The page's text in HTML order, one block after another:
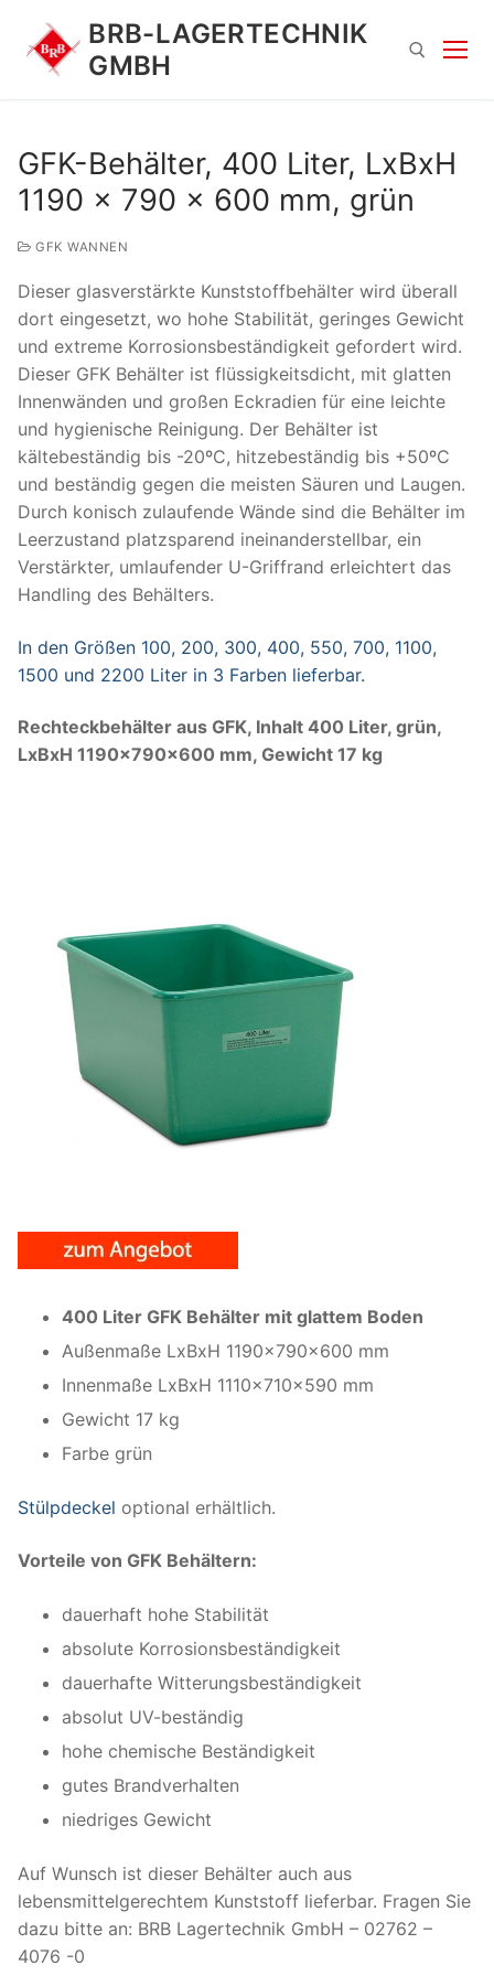
Inhalt
springen
BRB-LAGERTECHNIK
GMBH
Suchen
nach:
GFK-Behälter, 400 Liter, LxBxH
1190 x 790 x 600 mm, grün
GFK WANNEN
Dieser glasverstärkte Kunststoffbehälter wird überall
dort eingesetzt, wo hohe Stabilität, geringes Gewicht
und extreme Korrosionsbeständigkeit gefordert wird.
Dieser GFK Behälter ist flüssigkeitsdicht, mit glatten
Innenwänden und großen Eckradien für eine leichte
und hygienische Reinigung. Der Behälter ist
kältebeständig bis -20ºC, hitzebeständig bis +50ºC
und beständig gegen die meisten Säuren und Laugen.
Durch konisch zulaufende Wände sind die Behälter im
Leerzustand platzsparend ineinanderstellbar, ein
Verstärkter, umlaufender U-Griffrand erleichtert das
Handling des Behälters.
In den Größen 100, 200, 300, 400, 550, 700, 1100,
1500 und 2200 Liter in 3 Farben lieferbar.
Rechteckbehälter aus GFK, Inhalt 400 Liter, grün,
LxBxH 1190x790x600 mm, Gewicht 17 kg
400 Liter GFK Behälter mit glattem Boden
Außenmaße LxBxH 1190x790x600 mm
Innenmaße LxBxH 1110x710x590 mm
Gewicht 17 kg
Farbe grün
Stülpdeckel optional erhältlich.
Vorteile von GFK Behältern:
dauerhaft hohe Stabilität
absolute Korrosionsbeständigkeit
dauerhafte Witterungsbeständigkeit
absolut UV-beständig
hohe chemische Beständigkeit
gutes Brandverhalten
niedriges Gewicht
Auf Wunsch ist dieser Behälter auch aus
lebensmittelgerechtem Kunststoff lieferbar. Fragen Sie
dazu bitte an: BRB Lagertechnik GmbH – 02762 –
4076 -0